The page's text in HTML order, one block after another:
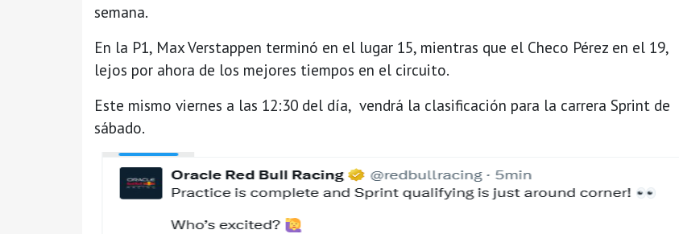
semana.
En la P1, Max Verstappen terminó en el lugar 15, mientras que el Checo Pérez en el 19,
lejos por ahora de los mejores tiempos en el circuito.
Este mismo viernes a las 12:30 del día, vendrá la clasificación para la carrera Sprint de
sábado.